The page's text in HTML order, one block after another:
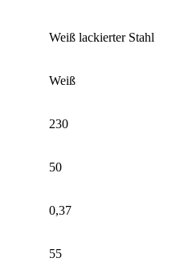
Weiß lackierter Stahl
Weiß
230
50
0,37
55